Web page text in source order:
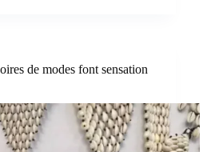
de modes font sensation